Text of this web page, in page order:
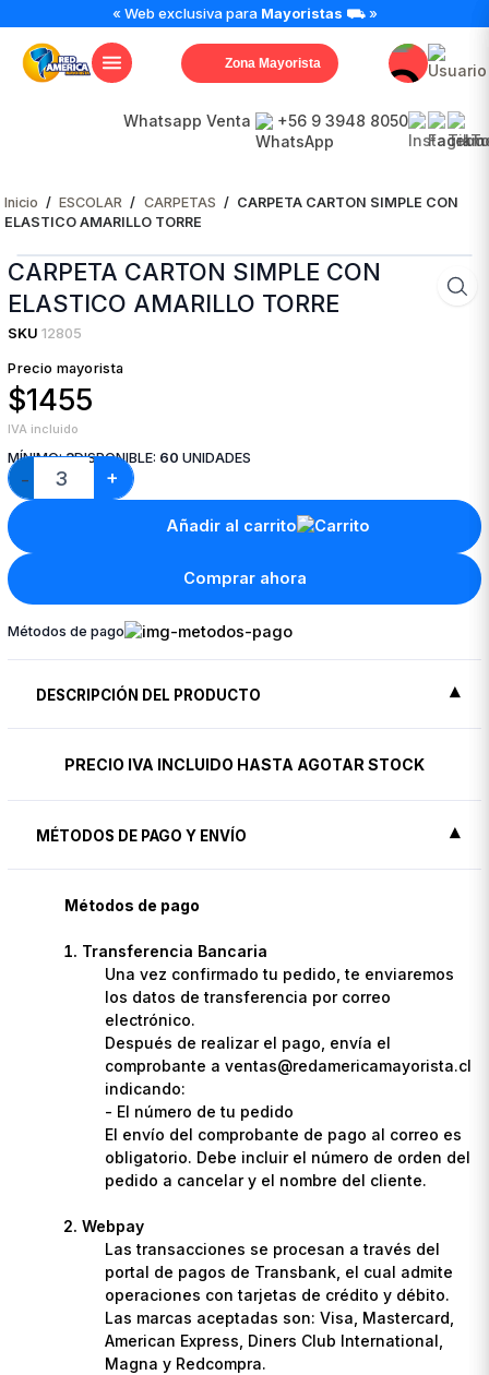
« Web exclusiva para Mayoristas ⛟ »
Zona Mayorista
Whatsapp Venta +56 9 3948 8050
Inicio / ESCOLAR / CARPETAS / CARPETA CARTON SIMPLE CON
ELASTICO AMARILLO TORRE
CARPETA CARTON SIMPLE CON
ELASTICO AMARILLO TORRE
SKU 12805
Precio mayorista
$1455
IVA incluido
MÍNIMO:3DISPONIBLE: 60 UNIDADES
−
CARTON
SIMPLE
CON
+
Añadir al carrito
Comprar ahora
Métodos de pago
DESCRIPCIÓN DEL PRODUCTO
PRECIO IVA INCLUIDO HASTA AGOTAR STOCK
MÉTODOS DE PAGO Y ENVÍO
Métodos de pago
Transferencia Bancaria
Una vez confirmado tu pedido, te enviaremos
los datos de transferencia por correo
electrónico.
Después de realizar el pago, envía el
comprobante a ventas@redamericamayorista.cl
indicando:
- El número de tu pedido
El envío del comprobante de pago al correo es
obligatorio. Debe incluir el número de orden del
pedido a cancelar y el nombre del cliente.
Webpay
Las transacciones se procesan a través del
portal de pagos de Transbank, el cual admite
operaciones con tarjetas de crédito y débito.
Las marcas aceptadas son: Visa, Mastercard,
American Express, Diners Club International,
Magna y Redcompra.